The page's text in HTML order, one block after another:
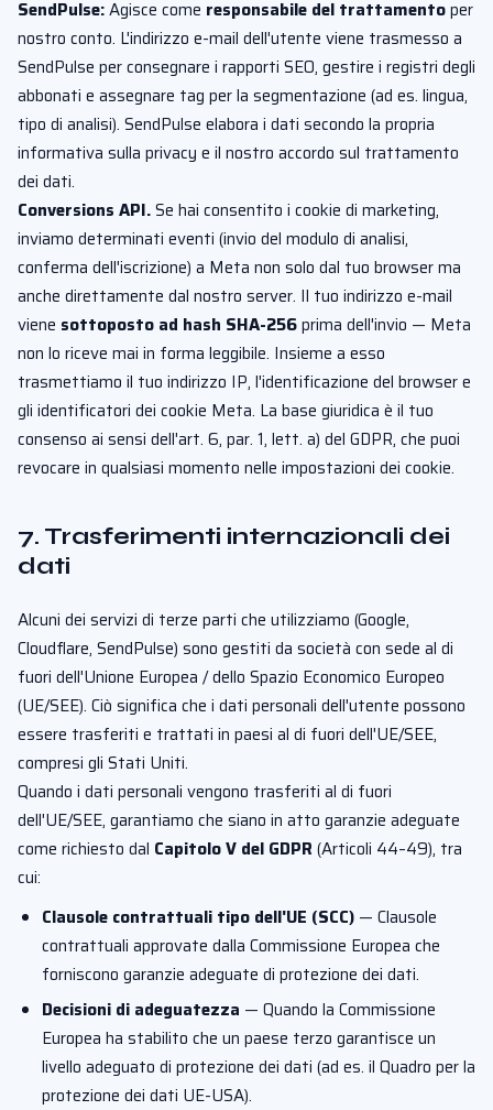
SendPulse:Agisce come responsabile del trattamentoper
nostro conto. L'indirizzo e-mail dell'utente viene trasmesso a
SendPulse per consegnare i rapporti SEO, gestire i registri degli
abbonati e assegnare tag per la segmentazione (ad es. lingua,
tipo di analisi). SendPulse elabora i dati secondo la propria
informativa sulla privacy e il nostro accordo sul trattamento
dei dati.
Conversions API.Se hai consentito i cookie di marketing,
inviamo determinati eventi (invio del modulo di analisi,
conferma dell'iscrizione) a Meta non solo dal tuo browser ma
anche direttamente dal nostro server. Il tuo indirizzo e-mail
viene sottoposto ad hash SHA-256prima dell'invio — Meta
non lo riceve mai in forma leggibile. Insieme a esso
trasmettiamo il tuo indirizzo IP, l'identificazione del browser e
gli identificatori dei cookie Meta. La base giuridica è il tuo
consenso ai sensi dell'art. 6, par. 1, lett. a) del GDPR, che puoi
revocare in qualsiasi momento nelle impostazioni dei cookie.
7. Trasferimenti internazionali dei
dati
Alcuni dei servizi di terze parti che utilizziamo (Google,
Cloudflare, SendPulse) sono gestiti da società con sede al di
fuori dell'Unione Europea / dello Spazio Economico Europeo
(UE/SEE). Ciò significa che i dati personali dell'utente possono
essere trasferiti e trattati in paesi al di fuori dell'UE/SEE,
compresi gli Stati Uniti.
Quando i dati personali vengono trasferiti al di fuori
dell'UE/SEE, garantiamo che siano in atto garanzie adeguate
come richiesto dal Capitolo V del GDPR (Articoli 44–49), tra
cui:
Clausole contrattuali tipo dell'UE (SCC) — Clausole
contrattuali approvate dalla Commissione Europea che
forniscono garanzie adeguate di protezione dei dati.
Decisioni di adeguatezza — Quando la Commissione
Europea ha stabilito che un paese terzo garantisce un
livello adeguato di protezione dei dati (ad es. il Quadro per la
protezione dei dati UE-USA).